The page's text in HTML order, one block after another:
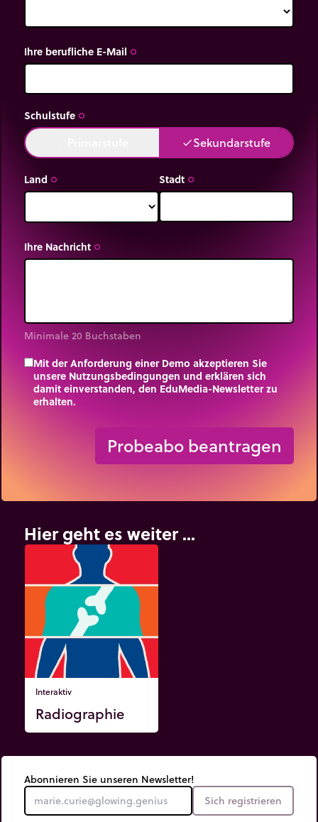
Ihre berufliche E-Mail trip_origin
Schulstufe trip_origin
doneSekundarstufe
Land trip_origin Stadt trip_origin
Ihre Nachricht trip_origin
Minimale 20 Buchstaben
Mit der Anforderung einer Demo akzeptieren Sie
unsere Nutzungsbedingungen und erklären sich
damit einverstanden, den EduMedia-Newsletter zu
erhalten.
Probeabo beantragen
Hier geht es weiter ...
Interaktiv
Radiographie
Abonnieren Sie unseren Newsletter!
Sich registrieren